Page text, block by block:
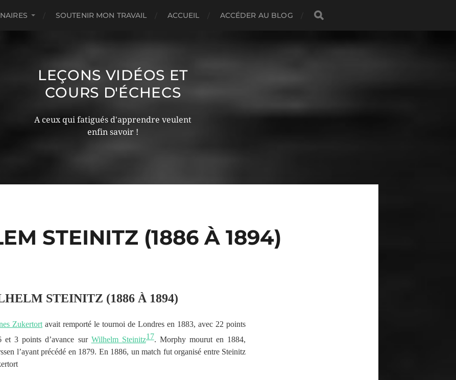
SOUTENIR MON TRAVAIL ACCUEIL ACCÉDER AU BLOG
LEÇONS VIDÉOS ET
COURS D'ÉCHECS
A ceux qui fatigués d'apprendre veulent
enfin savoir !
STEINITZ (1886 À 1894)
STEINITZ (1886 À 1894)
Zukertort avait remporté le tournoi de Londres en 1883, avec 22 points
et 3 points d’avance sur Wilhelm Steinitz17. Morphy mourut en 1884,
l’ayant précédé en 1879. En 1886, un match fut organisé entre Steinitz